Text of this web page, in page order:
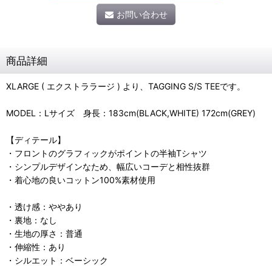
お問い合わせ
商品詳細
XLARGE ( エクストララージ ) より、TAGGING S/S TEEです。
MODEL：Lサイズ 身長：183cm(BLACK,WHITE) 172cm(GREY)
【ディテール】
・フロントのグラフィックがポイントの半袖Tシャツ
・シンプルデザインなため、幅広いコーデと相性抜群
・着心地の良いコットン100%素材使用
・透け感：ややあり
・裏地：なし
・生地の厚さ：普通
・伸縮性：あり
・シルエット：ベーシック